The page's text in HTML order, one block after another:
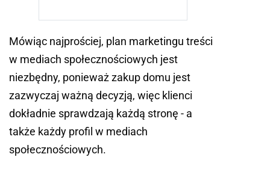
Mówiąc najprościej, plan marketingu treści
w mediach społecznościowych jest
niezbędny, ponieważ zakup domu jest
zazwyczaj ważną decyzją, więc klienci
dokładnie sprawdzają każdą stronę - a
także każdy profil w mediach
społecznościowych.